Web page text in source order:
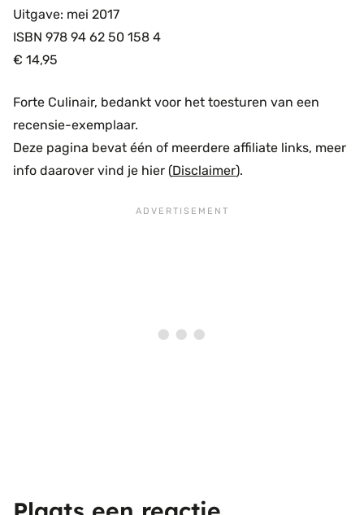
Uitgave: mei 2017
ISBN 978 94 62 50 158 4
€ 14,95
Forte Culinair, bedankt voor het toesturen van een
recensie-exemplaar.
Deze pagina bevat één of meerdere affiliate links, meer
info daarover vind je hier (Disclaimer).